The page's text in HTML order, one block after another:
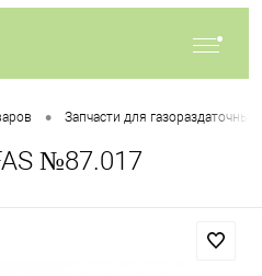
• Запчасти для газораздаточных
№87.017